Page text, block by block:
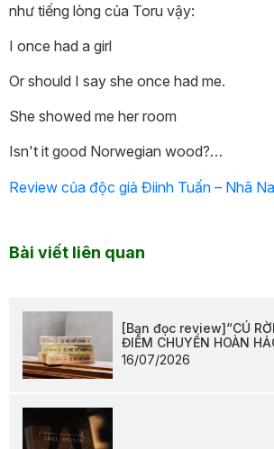
như tiếng lòng của Toru vậy:
I once had a girl
Or should I say she once had me.
She showed me her room
Isn't it good Norwegian wood?…
Review của độc giả Điinh Tuấn – Nhã
Bài viết liên quan
[Bạn đọc review]“CÚ
ĐIỂM CHUYỂN HOÀN
16/07/2026